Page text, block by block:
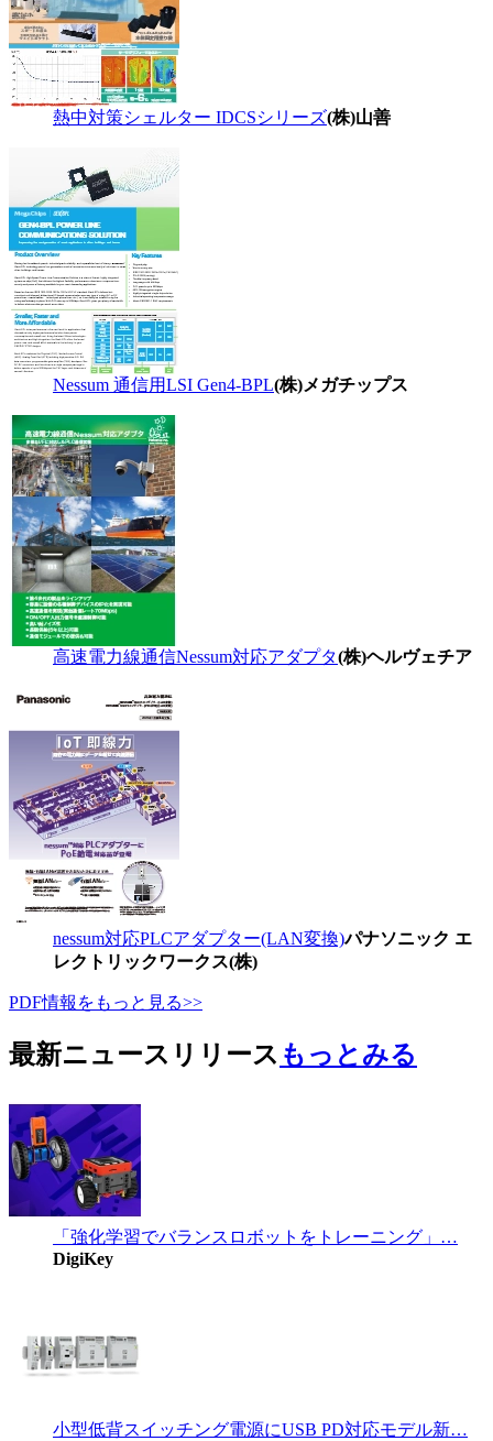
熱中対策シェルター IDCSシリーズ(株)山善
Nessum 通信用LSI Gen4-BPL(株)メガチップス
高速電力線通信Nessum対応アダプタ(株)ヘルヴェチア
nessum対応PLCアダプター(LAN変換)パナソニック エ
レクトリックワークス(株)
PDF情報をもっと見る>>
最新ニュースリリース もっとみる
「強化学習でバランスロボットをトレーニング」…
DigiKey
小型低背スイッチング電源にUSB PD対応モデル新…